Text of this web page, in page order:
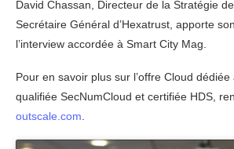
David Chassan, Directeur de la Stratégie
Secrétaire Général d’Hexatrust, apporte
l’interview accordée à Smart City Mag.
Pour en savoir plus sur l’offre Cloud dédiée
qualifiée SecNumCloud et certifiée HDS,
outscale.com